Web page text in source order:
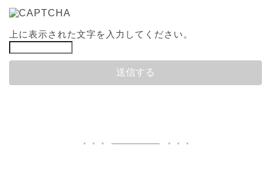
上に表示された文字を入力してください。